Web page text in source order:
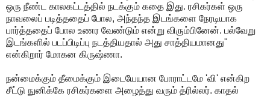
ஒரு நீண்ட காலகட்டத்தில் நடக்கும் கதை இது. ரசிகர்கள் ஒரு
நாவலைப் படித்ததைப் போல, அந்தந்த இடங்களை நேரடியாக
பார்த்ததைப் போல உணர வேண்டும் என்று விரும்பினேன். பல்வேறு
இடங்களில் படப்பிடிப்பு நடத்தியதால் அது சாத்தியமானது"
என்கிறார் மோகன கிருஷ்ணா.
நன்மைக்கும் தீமைக்கும் இடையேயான போராட்டமே 'வி' என்கிற
சீட்டு நுனிக்கே ரசிகர்களை அழைத்து வரும் த்ரில்லர். காதல்